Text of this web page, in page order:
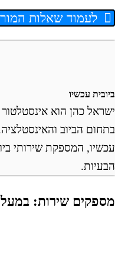
לעמוד שאלות
עכשיו
הביוב
המספקת שירותי
שירות: